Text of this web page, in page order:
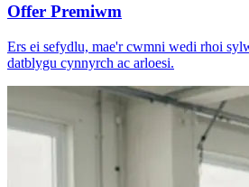
Offer Premiwm
Ers ei sefydlu, mae'r cwmni wedi rhoi
datblygu cynnyrch ac arloesi.